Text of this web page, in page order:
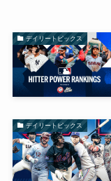
デイリートピックス
デイリートピックス